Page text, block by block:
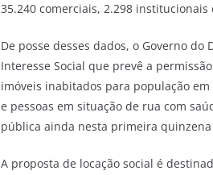
35.240 comerciais, 2.298
De posse desses dados, o Governo
Interesse Social que prevê a
imóveis inabitados para população
e pessoas em situação de rua com
pública ainda nesta primeira
A proposta de locação social é